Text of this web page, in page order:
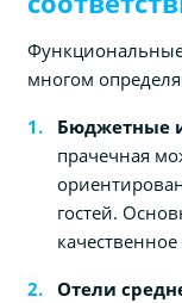
многом
Бюджетные
прачечная
гостей.
Отели